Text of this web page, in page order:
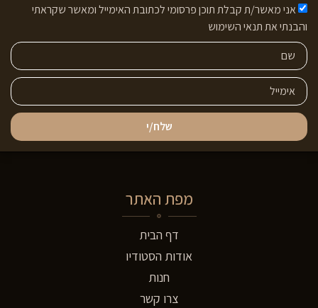
אני מאשר/ת קבלת תוכן פרסומי לכתובת האימייל ומאשר שקראתי
והבנתי את תנאי השימוש
שלח/י
מפת האתר
דף הבית
אודות הסטודיו
חנות
צרו קשר